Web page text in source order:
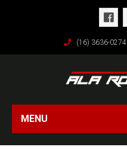
(16) 3636-0274
MENU